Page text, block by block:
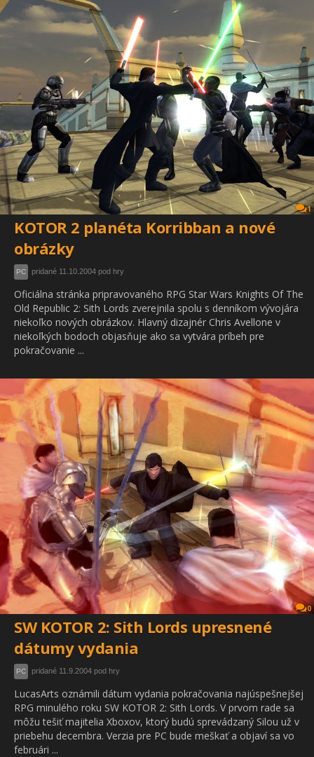
1
KOTOR 2 planéta Korribban a nové
obrázky
PC pridané 11.10.2004 pod hry
Oficiálna stránka pripravovaného RPG Star Wars Knights Of The
Old Republic 2: Sith Lords zverejnila spolu s denníkom vývojára
niekoľko nových obrázkov. Hlavný dizajnér Chris Avellone v
niekoľkých bodoch objasňuje ako sa vytvára príbeh pre
pokračovanie ...
0
SW KOTOR 2: Sith Lords upresnené
dátumy vydania
PC pridané 11.9.2004 pod hry
LucasArts oznámili dátum vydania pokračovania najúspešnejšej
RPG minulého roku SW KOTOR 2: Sith Lords. V prvom rade sa
môžu tešiť majitelia Xboxov, ktorý budú sprevádzaný Silou už v
priebehu decembra. Verzia pre PC bude meškať a objaví sa vo
februári ...